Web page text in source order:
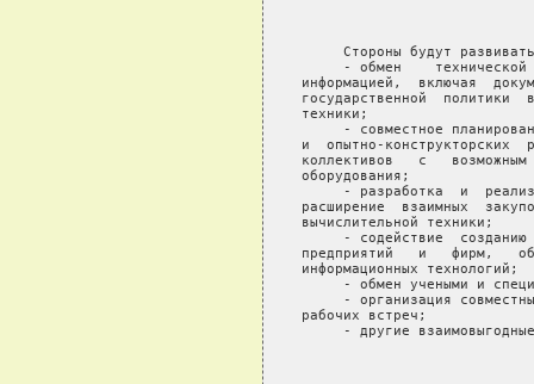
Стороны будут
- обмен
информацией,  включая
государственной  политики
техники;
- совместное
и  опытно-конструкторских
коллективов   с
оборудования;
- разработка  и
расширение  взаимных
вычислительной техники;
- содействие
предприятий   и   фирм,
информационных технологий;
- обмен учеными и
- организация
рабочих встреч;
- другие